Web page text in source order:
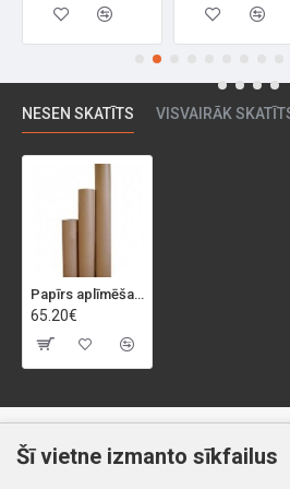
NESEN SKATĪTS VISVAIRĀK
Papīrs aplīmēšanai 90cm.X 370m rullis
65.20€
Klientiem
Kontakti
Šī vietne izmanto sīkfailus